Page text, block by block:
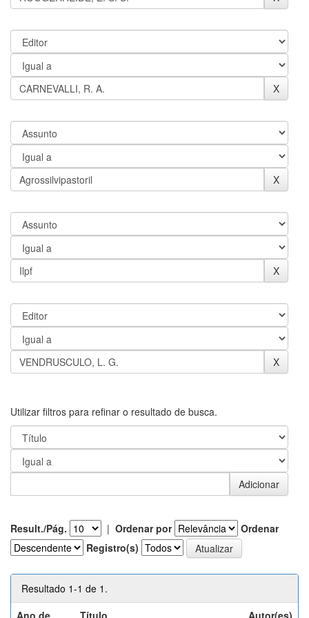
Utilizar filtros para refinar o resultado de busca.
Result./Pág. | Ordenar por
Ordenar
Registro(s)
Resultado 1-1 de 1.
Ano de
Título Autor(es)